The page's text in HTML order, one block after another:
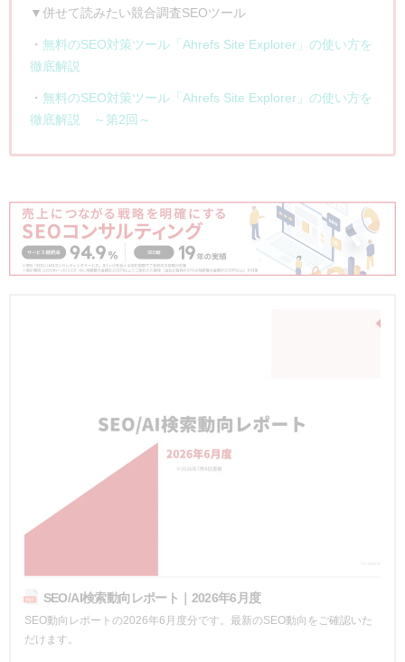
▼併せて読みたい競合調査SEOツール
・ 無料のSEO対策ツール「Ahrefs Site Explorer」の使い方を
徹底解説
・ 無料のSEO対策ツール「Ahrefs Site Explorer」の使い方を
徹底解説 ～第2回～
SEO/AI検索動向レポート｜2026年6月度
SEO動向レポートの2026年6月度分です。最新のSEO動向をご確認いた
だけます。